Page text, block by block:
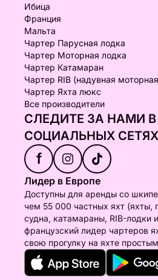
Ибица
Франция
Мальта
Чартер Парусная лодка
Чартер Моторная лодка
Чартер Катамаран
Чартер RIB (надувная
Чартер Яхта люкс
Все производители
СЛЕДИТЕ ЗА НАМИ В
СОЦИАЛЬНЫХ СЕТЯХ
f
Лидер в Европе
Доступны для аренды со
чем 55 000 частных яхт (яхты,
судна, катамараны, RIB-лодки
французский лидер чартеров
свою прогулку на яхте